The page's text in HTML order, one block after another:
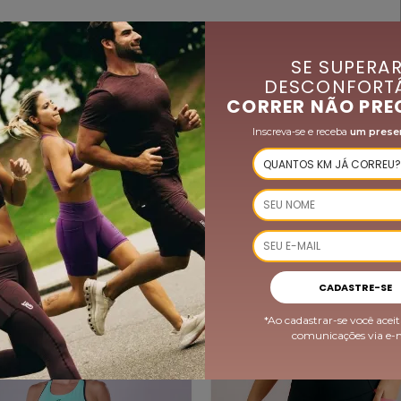
QUEM VIU, COMPROU TAMBÉM
-35%
SE
CORRER NÃO
Inscreva-se e receba um
CADASTRE-SE
*Ao cadastrar-se você
comunicações via e-